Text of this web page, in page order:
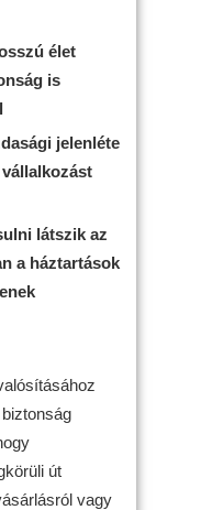
élet
is
jelenléte
látszik az
a háztartások
út
vagy